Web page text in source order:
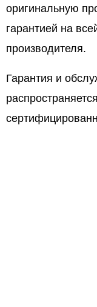
оригинальную
гарантией на
производителя.
Гарантия и